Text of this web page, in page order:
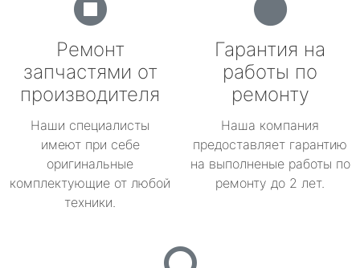
Ремонт
запчастями от
производителя
Наши специалисты
имеют при себе
оригинальные
комплектующие от любой
техники.
Гарантия на
работы по
ремонту
Наша компания
предоставляет гарантию
на выполненые работы по
ремонту до 2 лет.